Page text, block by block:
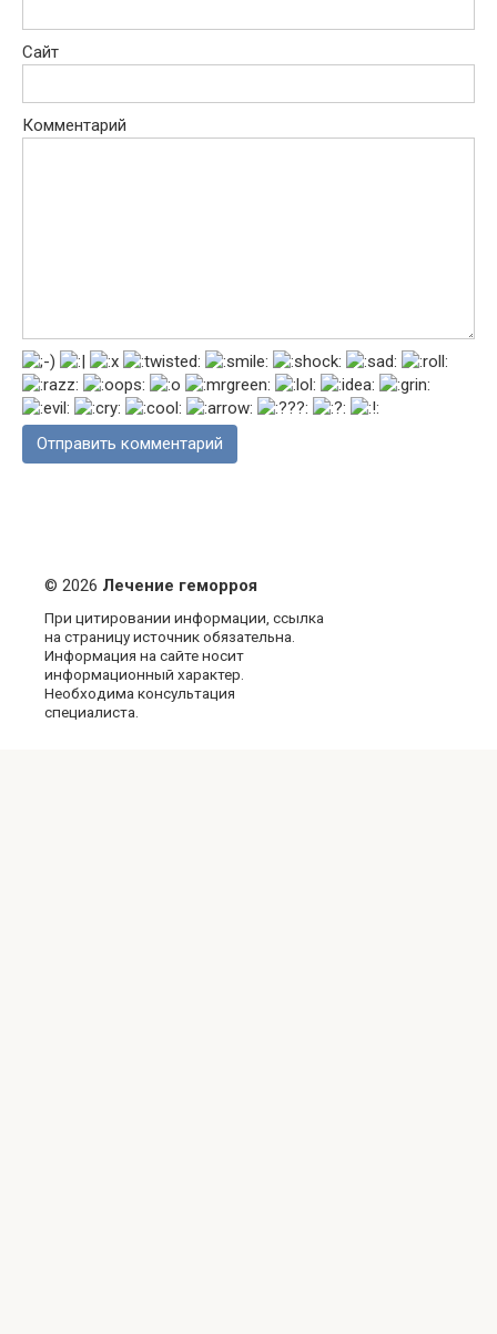
Сайт
Комментарий
© 2026 Лечение геморроя
При цитировании информации, ссылка
на страницу источник обязательна.
Информация на сайте носит
информационный характер.
Необходима консультация
специалиста.